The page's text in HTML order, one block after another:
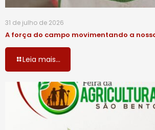
31 de julho de 2026
A força do campo movimentando a
Leia mais...